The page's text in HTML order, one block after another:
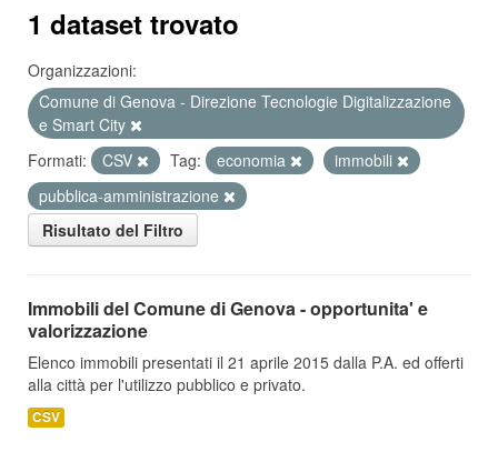
1 dataset trovato
Organizzazioni:
Comune di Genova - Direzione Tecnologie Digitalizzazione
e Smart City
Formati:
CSV Tag: economia
immobili
pubblica-amministrazione
Risultato del Filtro
Immobili del Comune di Genova - opportunita' e
valorizzazione
Elenco immobili presentati il 21 aprile 2015 dalla P.A. ed offerti
alla città per l'utilizzo pubblico e privato.
CSV